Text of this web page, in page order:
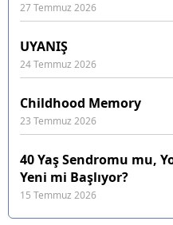
27 Temmuz 2026
UYANIŞ
24 Temmuz 2026
Childhood Memory
23 Temmuz 2026
40 Yaş Sendromu mu,
Yeni mi Başlıyor?
15 Temmuz 2026